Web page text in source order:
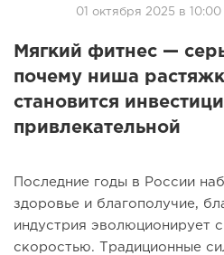
01 октября 2025 в 10:00
Мягкий фитнес —
почему ниша
становится
привлекательной
Последние годы в России
здоровье и благополучие,
индустрия эволюционирует
скоростью. Традиционные